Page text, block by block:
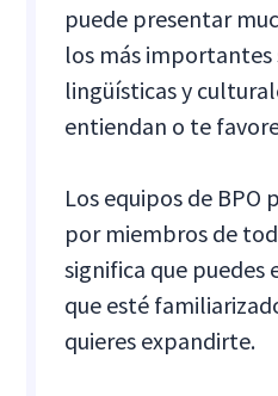
puede presentar
los más importantes
lingüísticas y
entiendan o te
Los equipos de
por miembros de
significa que puedes
que esté
quieres expandirte.